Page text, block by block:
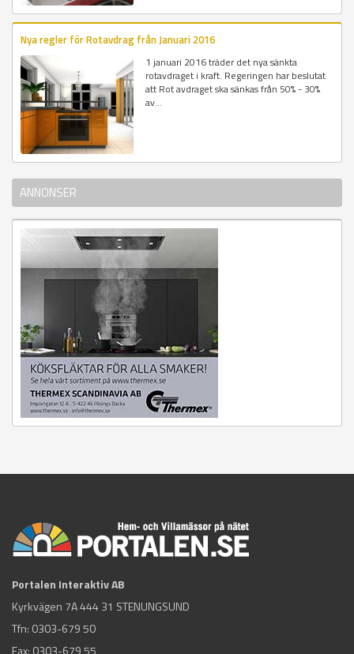
Nya regler för Rotavdrag från Januari 2016
1 januari 2016 träder det nya sänkta
rotavdraget i kraft. Regeringen har beslutat
att Rot avdraget ska sänkas från 50% - 30%
av...
ANNONSER
Portalen Interaktiv AB
Kyrkvägen 7A 444 31 STENUNGSUND
Tfn: 0303-679 50